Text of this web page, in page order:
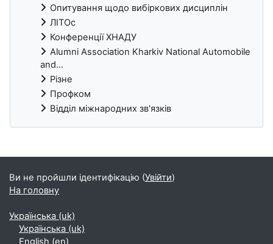
Опитування щодо вибіркових дисциплін
ЛІТОс
Конференції ХНАДУ
Alumni Association Kharkiv National Automobile
and...
Різне
Профком
Відділ міжнародних зв'язків
Блоки
Ви не пройшли ідентифікацію (Увійти)
На головну
Українська ‎(uk)‎
Українська ‎(uk)‎
English ‎(en)‎